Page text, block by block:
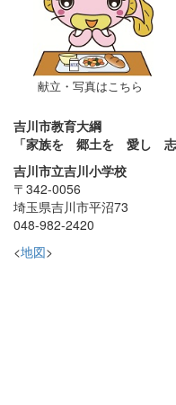
献立・写真はこちら
吉川市教育大綱
「家族を 郷土を 愛し 志
吉川市立吉川小学校
〒342-0056
埼玉県吉川市平沼73
048-982-2420
<地図>